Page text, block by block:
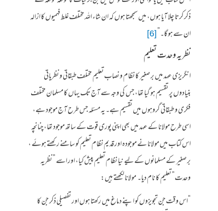
ذکر کرتا چلا آیا ہوں، میں سمجھتا ہوں کہ ان شاء اللہ مختلف غلط فہمیوں کا ازالہ
ان سے ہو گا۔” [6]
نظریہ وحدت تعلیم
انگریزی عہد میں برصغیر کا نظام و نصاب تعلیم مختلف طبقاتی و نظریاتی
بنیادوں پر تقسیم ہو گیا تھا، جس کی وجہ سے آج تک یہاں کا مسلمان مختلف
فکری و طبقاتی گروہوں میں تقسیم ہے۔ یہ مسئلہ جس طرح آج موجود ہے،
اسی طرح مولانا کے عہد میں بھی اپنی پوری قوت کے ساتھ موجود تھا، چنانچہ
اس کتاب میں مولانا نے موجودہ اور قدیم نظام تعلیم کو سامنے رکھتے ہوئے ،
برصغیر کے مسلمانوں کے لیے نیا نظام تعلیم پیش کیا، اور اسے ” نظریہ
وحدت” تعلیم کا نام دیا۔ مولانا لکھتے ہیں:
“اس وقت جن تجویزوں کو اپنے دماغ میں رکھتا ہوں اور تفصیلی ذکر جن کا